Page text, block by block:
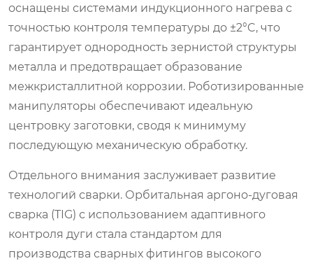
оснащены системами индукционного нагрева с
точностью контроля температуры до ±2°C, что
гарантирует однородность зернистой структуры
металла и предотвращает образование
межкристаллитной коррозии. Роботизированные
манипуляторы обеспечивают идеальную
центровку заготовки, сводя к минимуму
последующую механическую обработку.
Отдельного внимания заслуживает развитие
технологий сварки. Орбитальная аргоно-дуговая
сварка (TIG) с использованием адаптивного
контроля дуги стала стандартом для
производства сварных фитингов высокого